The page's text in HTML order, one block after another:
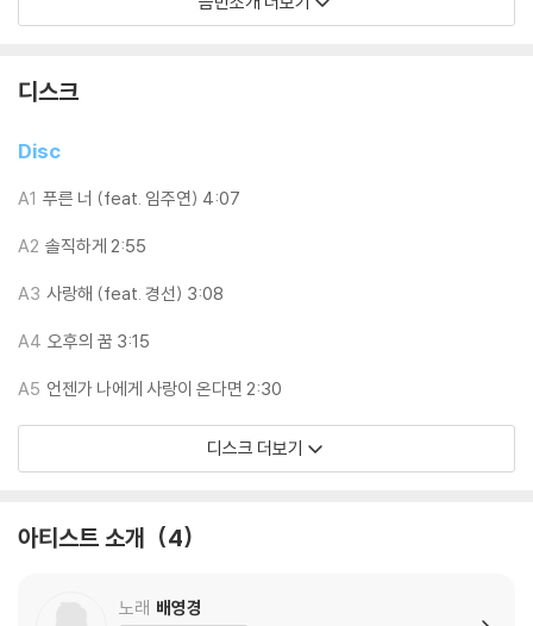
디스크 제조국: 프랑스
오래전부터 그 자리에 있으면서 가끔 찾아오는 누군가의 이야기를 묵묵히
그리고 그늘을 만들어 쉬어가게 해주던 나무.
그의 음악은 꾸준하게 계절과 자연을 주제로 해왔고, 그 순환의 이치와도
닮은 사람의 인연에 대해 다뤄왔다.
잘 없는데,
연상시킨다.
끝 모를 긴장과 불안의 나날 가운데 지친 이들에게 배영경은 음악으로 그
- 최다은(SBS 라디오 PD / 온스테이지 기획 위원)
디스크
Disc
A1 푸른 너 (feat. 임주연) 4:07
A2 솔직하게 2:55
A3 사랑해 (feat. 경선) 3:08
A4 오후의 꿈 3:15
A5 언젠가 나에게 사랑이 온다면 2:30
디스크 더보기
아티스트 소개 4
노래 배영경